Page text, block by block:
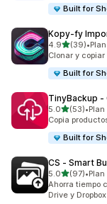
Built for
Kopy‑fy
4.9de 5(39)
39 reseñas en
•
Clonar y
Built for
TinyBackup
5.0de 5(53)
53 reseñas en
•
Copia
Built for
CS ‑ Smart
5.0de 5(97)
97 reseñas en
•
Ahorra tiempo
Drive y Dropbox